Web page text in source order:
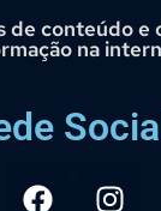
de conteúdo e
na